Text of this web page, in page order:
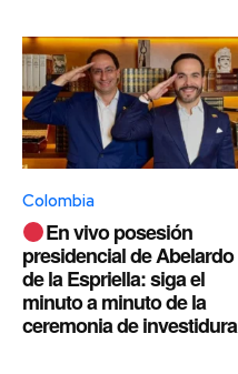
Colombia
En vivo posesión
presidencial de Abelardo
de la Espriella: siga el
minuto a minuto de la
ceremonia de investidura